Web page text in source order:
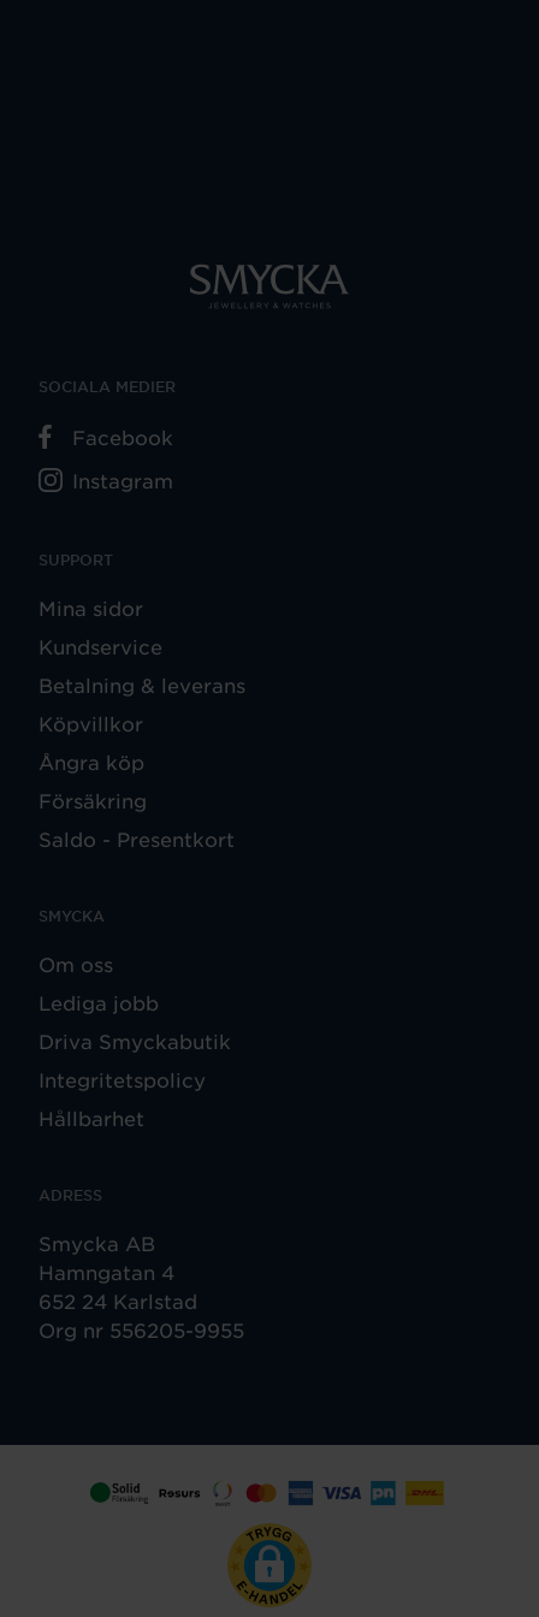
SUPPORT
Mina sidor
Kundservice
Betalning & leverans
Köpvillkor
Ångra köp
Försäkring
Saldo - Presentkort
SMYCKA
Om oss
Lediga jobb
Driva Smyckabutik
Integritetspolicy
Hållbarhet
ADRESS
Smycka AB
Hamngatan 4
652 24 Karlstad
Org nr 556205-9955
SOCIALA MEDIER
Facebook
Instagram